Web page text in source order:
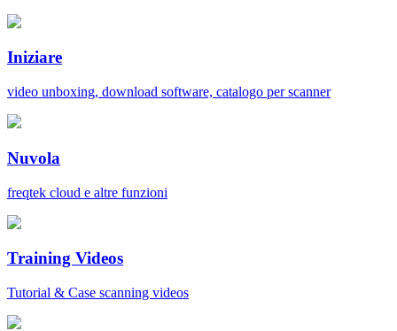
Iniziare
video unboxing, download software, catalogo per scanner
Nuvola
freqtek cloud e altre funzioni
Training Videos
Tutorial & Case scanning videos